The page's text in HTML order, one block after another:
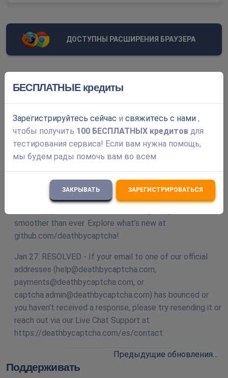
ДОСТУПНЫ РАСШИРЕНИЯ БРАУЗЕРА
Обновления
purchase your CAPTCHAs using cryptocurrency through
the Hekelet payment processor at
https://deathbycaptcha.com/user-pay and receive an
extra 20% FREE CAPTCHA credit with every package
purchased this way.
Apr 15: GitHub Updates: We’ve upgraded our libraries,
expanded sample code, enhanced documentation, and
smoother than ever. Explore what’s new at
github.com/deathbycaptcha!
Jan 27: RESOLVED - If your email to one of our official
addresses (help@deathbycaptcha.com,
payments@deathbycaptcha.com, or
captcha.admin@deathbycaptcha.com) has bounced or
you haven’t received a response, please try resending it or
reach out via our Live Chat Support at
https://deathbycaptcha.com/es/contact.
Предыдущие обновления…
Поддерживать
БЕСПЛАТНЫЕ кредиты
Зарегистрируйтесь сейчас и свяжитесь с нами ,
чтобы получить 100 БЕСПЛАТНЫХ кредитов для
тестирования сервиса! Если вам нужна помощь,
мы будем рады помочь вам во всем
ЗАКРЫВАТЬ ЗАРЕГИСТРИРОВАТЬСЯ